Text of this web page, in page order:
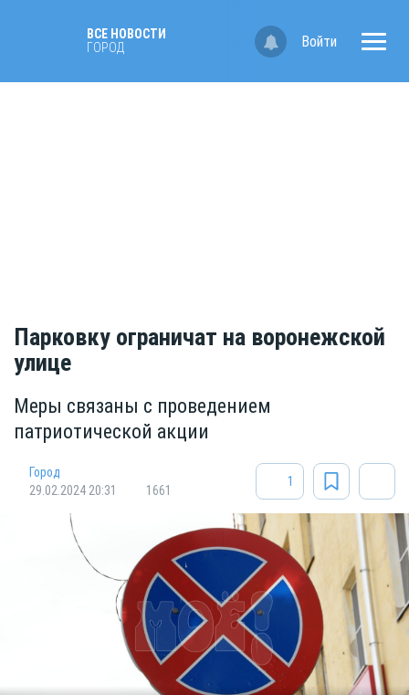
ВСЕ НОВОСТИ
ГОРОД
Войти
Парковку ограничат на воронежской
улице
Меры связаны с проведением
патриотической акции
Город
29.02.2024 20:31
1661
1